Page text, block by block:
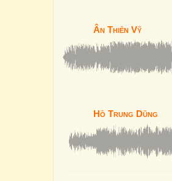
Ân Thiên Vỹ
Hồ Trung Dũng